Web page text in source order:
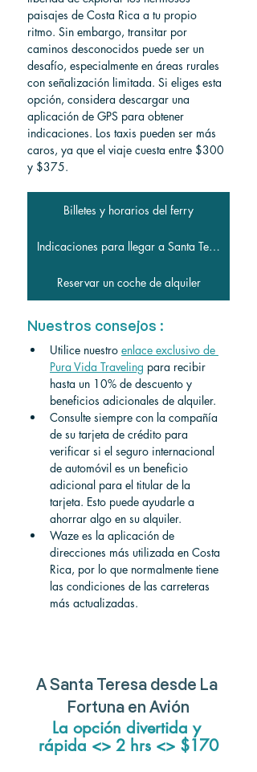
paisajes de Costa Rica a tu propio
ritmo. Sin embargo, transitar por
caminos desconocidos puede ser un
desafío, especialmente en áreas rurales
con señalización limitada. Si eliges esta
opción, considera descargar una
aplicación de GPS para obtener
indicaciones. Los taxis pueden ser más
caros, ya que el viaje cuesta entre $300
y $375.
Billetes y horarios del ferry
Indicaciones para llegar a Santa Teresa
Reservar un coche de alquiler
Nuestros consejos :
Utilice nuestro enlace exclusivo de
Pura Vida Traveling para recibir
hasta un 10% de descuento y
beneficios adicionales de alquiler.
Consulte siempre con la compañía
de su tarjeta de crédito para
verificar si el seguro internacional
de automóvil es un beneficio
adicional para el titular de la
tarjeta. Esto puede ayudarle a
ahorrar algo en su alquiler.
Waze es la aplicación de
direcciones más utilizada en Costa
Rica, por lo que normalmente tiene
las condiciones de las carreteras
más actualizadas.
A Santa Teresa desde La
Fortuna en Avión
La opción divertida y
rápida <> 2 hrs <> $170